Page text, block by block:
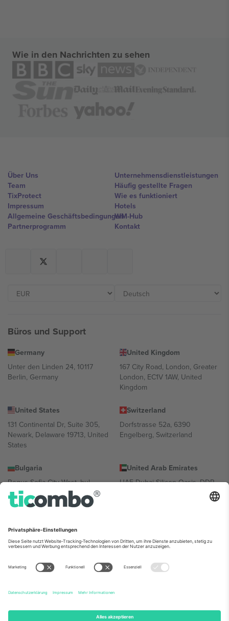
Wie in den Nachrichten zu sehen
Über Uns
Team
TixProtect
Impressum
Allgemeine Geschäftsbedingungen
Partnerprogramm
Unternehmensdienstleistungen
Häufig gestellte Fragen
Wie es funktioniert
Hotels
WM-Hub
Kontakt
Büros und Support
Germany
Unter den Linden 24, 10117
Berlin, Germany
United Kingdom
167 City Road, London, Greater
London, EC1V 1AW, United
Kingdom
United States
131 Continental Dr, Suite 305,
Newark, Delaware 19713, United
States
Switzerland
Dorfstrasse 52a, 6390
Engelberg, Switzerland
Bulgaria
Regus Sofia City West, bul
Totleben 53-55, 1606 Sofia,
Bulgaria
United Arab Emirates
UAE Dubai Silicon Oasis, DDP
Building A1, Office 302, Dubai,
Mexico
Av Chapultepec 360, Roma
Norte, Cuauhtémoc, 06700
Ciudad de México, CDMX,
Mexico
Die juristische Person des Plattformanbieters kann je nach
Informationen finden Sie auf der jeweiligen Veranstaltungsseite, im